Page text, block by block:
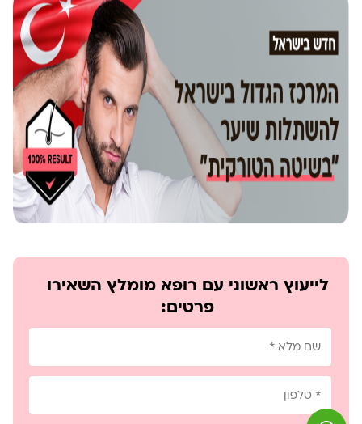
לייעוץ ראשוני עם רופא מומלץ השאירו
פרטים: